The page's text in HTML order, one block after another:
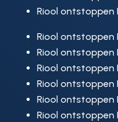
Riool ontstoppen
Riool ontstoppen
Riool ontstoppen
Riool ontstoppen
Riool ontstoppen
Riool ontstoppen
Riool ontstoppen